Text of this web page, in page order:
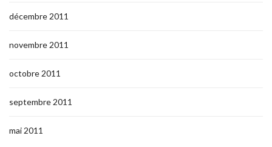
décembre 2011
novembre 2011
octobre 2011
septembre 2011
mai 2011